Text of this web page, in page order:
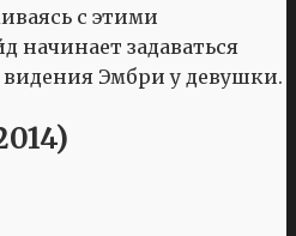
с этими
начинает задаваться
Эмбри у девушки.